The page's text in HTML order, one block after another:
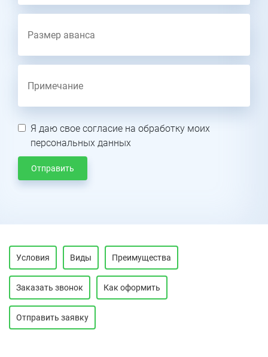
Я даю свое согласие на обработку моих
персональных данных
Отправить
Условия Виды Преимущества
Заказать звонок Как оформить
Отправить заявку